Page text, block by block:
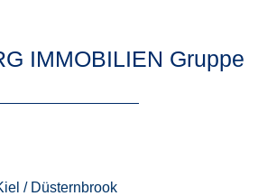
IMMOBILIEN Gruppe
/ Düstern­brook